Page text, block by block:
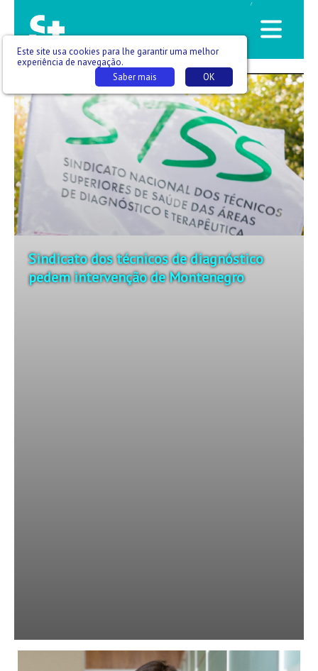
/
Sindicato dos técnicos de diagnóstico
pedem intervenção de Montenegro
Este site usa cookies para lhe garantir uma melhor
experiência de navegação.
OK
Saber mais